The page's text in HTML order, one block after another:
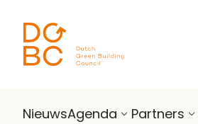
NieuwsAgenda Partners